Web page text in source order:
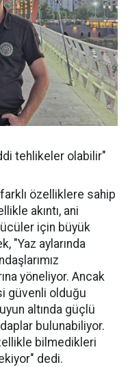
tehlikeler olabilir"
özelliklere sahip
akıntı, ani
için büyük
"Yaz aylarında
yöneliyor. Ancak
güvenli olduğu
altında güçlü
bulunabiliyor.
bilmedikleri
dedi.